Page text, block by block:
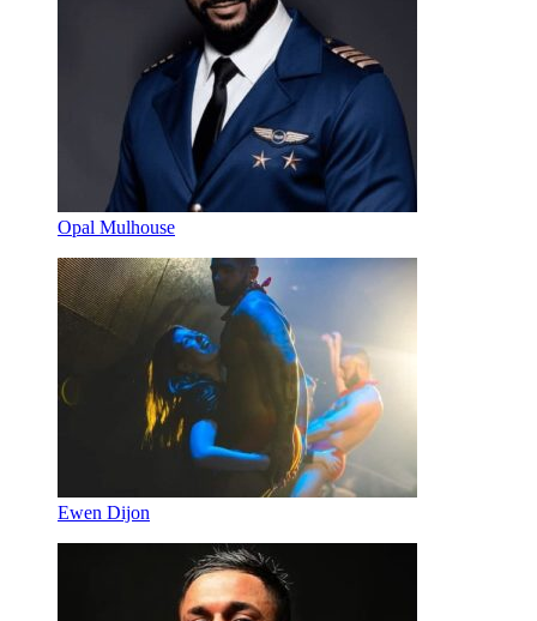
Opal Mulhouse
Ewen Dijon